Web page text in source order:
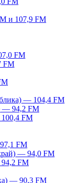
и 107,9 FM
FM
FM
— 104,4 FM
— 94,2 FM
FM
FM
— 94,0 FM
94,2 FM
— 90,3 FM